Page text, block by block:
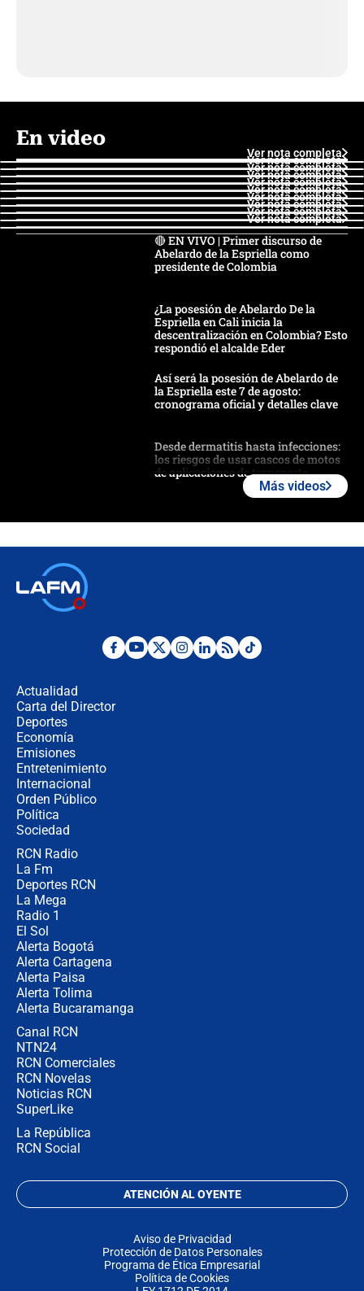
En video
Ver nota completa
Ver nota completa
Ver nota completa
Ver nota completa
Ver nota completa
Ver nota completa
Ver nota completa
Ver nota completa
Ver nota completa
Ver nota completa
🔴 EN VIVO | Primer discurso de
Abelardo de la Espriella como
presidente de Colombia
¿La posesión de Abelardo De la
Espriella en Cali inicia la
descentralización en Colombia? Esto
respondió el alcalde Eder
Así será la posesión de Abelardo de
la Espriella este 7 de agosto:
cronograma oficial y detalles clave
Desde dermatitis hasta infecciones:
los riesgos de usar cascos de motos
de aplicaciones de transporte
Posesión de Abelardo De La Espriella
Más videos
Actualidad
Carta del Director
Deportes
Economía
Emisiones
Entretenimiento
Internacional
Orden Público
Política
Sociedad
RCN Radio
La Fm
Deportes RCN
La Mega
Radio 1
El Sol
Alerta Bogotá
Alerta Cartagena
Alerta Paisa
Alerta Tolima
Alerta Bucaramanga
Canal RCN
NTN24
RCN Comerciales
RCN Novelas
Noticias RCN
SuperLike
La República
RCN Social
ATENCIÓN AL OYENTE
Aviso de Privacidad
Protección de Datos Personales
Programa de Ética Empresarial
Política de Cookies